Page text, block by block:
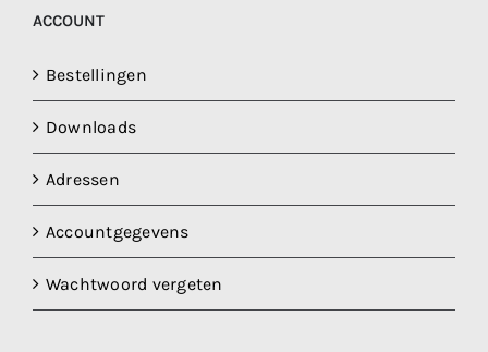
ACCOUNT
Bestellingen
Downloads
Adressen
Accountgegevens
Wachtwoord vergeten